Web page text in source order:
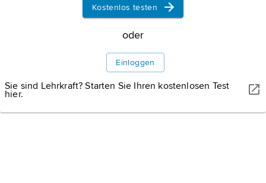
Kostenlos testen
oder
Einloggen
Sie sind Lehrkraft? Starten Sie Ihren kostenlosen Test
hier.